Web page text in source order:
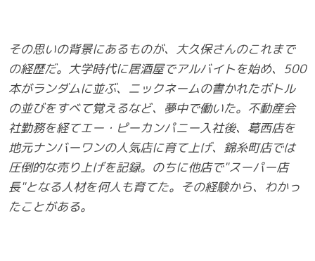
その思いの背景にあるものが、大久保さんのこれまで
の経歴だ。大学時代に居酒屋でアルバイトを始め、500
本がランダムに並ぶ、ニックネームの書かれたボトル
の並びをすべて覚えるなど、夢中で働いた。不動産会
社勤務を経てエー・ピーカンパニー入社後、葛西店を
地元ナンバーワンの人気店に育て上げ、錦糸町店では
圧倒的な売り上げを記録。のちに他店で"スーパー店
長"となる人材を何人も育てた。その経験から、わかっ
たことがある。